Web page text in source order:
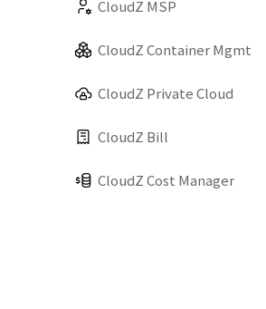
CloudZ MSP
CloudZ Container Mgmt
CloudZ Private Cloud
CloudZ Bill
CloudZ Cost Manager